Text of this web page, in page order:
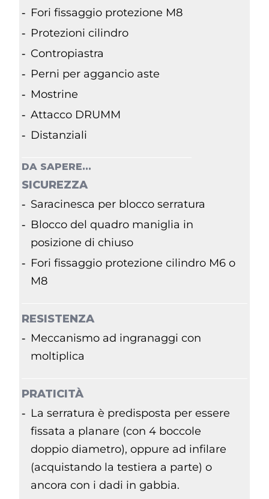
Fori fissaggio protezione M8
Protezioni cilindro
Contropiastra
Perni per aggancio aste
Mostrine
Attacco DRUMM
Distanziali
DA SAPERE...
SICUREZZA
Saracinesca per blocco serratura
Blocco del quadro maniglia in
posizione di chiuso
Fori fissaggio protezione cilindro M6 o
M8
RESISTENZA
Meccanismo ad ingranaggi con
moltiplica
PRATICITÀ
La serratura è predisposta per essere
fissata a planare (con 4 boccole
doppio diametro), oppure ad infilare
(acquistando la testiera a parte) o
ancora con i dadi in gabbia.